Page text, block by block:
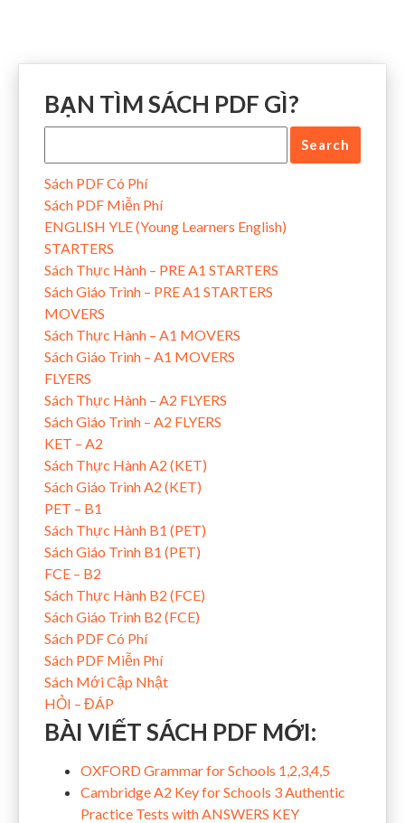
BẠN TÌM SÁCH PDF GÌ?
Sách PDF Có Phí
Sách PDF Miễn Phí
ENGLISH YLE (Young Learners English)
STARTERS
Sách Thực Hành – PRE A1 STARTERS
Sách Giáo Trình – PRE A1 STARTERS
MOVERS
Sách Thực Hành – A1 MOVERS
Sách Giáo Trình – A1 MOVERS
FLYERS
Sách Thực Hành – A2 FLYERS
Sách Giáo Trình – A2 FLYERS
KET – A2
Sách Thực Hành A2 (KET)
Sách Giáo Trình A2 (KET)
PET – B1
Sách Thực Hành B1 (PET)
Sách Giáo Trình B1 (PET)
FCE – B2
Sách Thực Hành B2 (FCE)
Sách Giáo Trình B2 (FCE)
Sách PDF Có Phí
Sách PDF Miễn Phí
Sách Mới Cập Nhật
HỎI – ĐÁP
BÀI VIẾT SÁCH PDF MỚI:
OXFORD Grammar for Schools 1,2,3,4,5
Cambridge A2 Key for Schools 3 Authentic
Practice Tests with ANSWERS KEY